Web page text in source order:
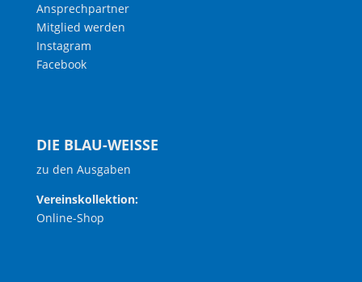
Ansprechpartner
Mitglied werden
Instagram
Facebook
DIE BLAU-WEISSE
zu den Ausgaben
Vereinskollektion:
Online-Shop